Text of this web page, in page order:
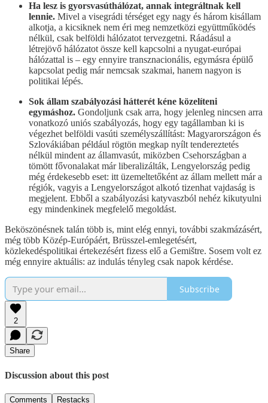
Ha lesz is gyorsvasúthálózat, annak integráltnak kell
lennie. Mivel a visegrádi térséget egy nagy és három kisállam
alkotja, a kicsiknek nem éri meg nemzetközi együttműködés
nélkül, csak belföldi hálózatot tervezgetni. Ráadásul a
létrejövő hálózatot össze kell kapcsolni a nyugat-európai
hálózattal is – egy ennyire transznacionális, egymásra épülő
kapcsolat pedig már nemcsak szakmai, hanem nagyon is
politikai lépés.
Sok állam szabályozási hátterét kéne közelíteni
egymáshoz. Gondoljunk csak arra, hogy jelenleg nincsen arra
vonatkozó uniós szabályozás, hogy egy tagállamban ki is
végezhet belföldi vasúti személyszállítást: Magyarországon és
Szlovákiában például rögtön megkap nyílt tendereztetés
nélkül mindent az államvasút, miközben Csehországban a
tömött fővonalakat már liberalizálták, Lengyelország pedig
még érdekesebb eset: itt üzemeltetőként az állam mellett már a
régiók, vagyis a Lengyelországot alkotó tizenhat vajdaság is
megjelent. Ebből a szabályozási katyvaszból nehéz kikutyulni
egy mindenkinek megfelelő megoldást.
Beköszönésnek talán több is, mint elég ennyi, további szakmázásért,
még több Közép-Európáért, Brüsszel-emlegetésért,
közlekedéspolitikai értekezésért fizess elő a Gemištre. Sosem volt ez
még ennyire aktuális: az indulás tényleg csak napok kérdése.
Subscribe
2
Share
Discussion about this post
Comments Restacks